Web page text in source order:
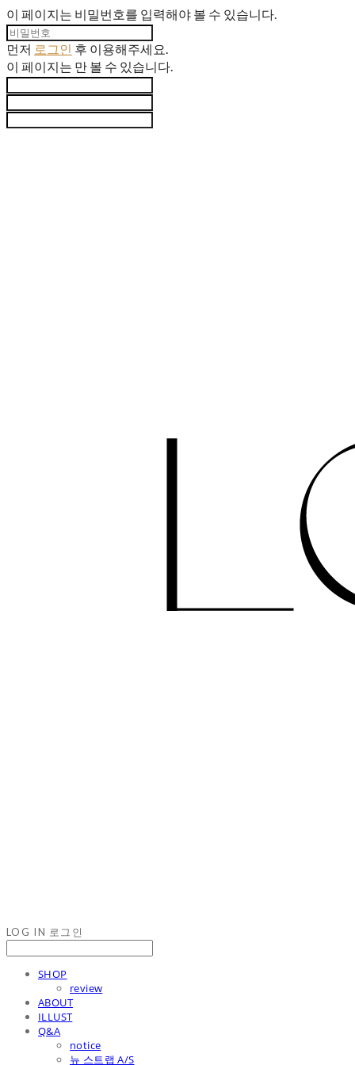
이 페이지는 비밀번호를 입력해야 볼 수 있습니다.
먼저 로그인 후 이용해주세요.
이 페이지는 만 볼 수 있습니다.
LOG IN 로그인
SHOP
review
ABOUT
ILLUST
Q&A
notice
뉴 스트랩 A/S